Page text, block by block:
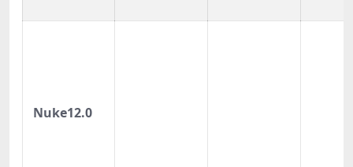
Nuke12.0